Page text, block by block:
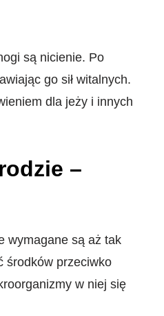
są nicienie. Po
go sił witalnych.
dla jeży i innych
–
wymagane są aż tak
środków przeciwko
w niej się